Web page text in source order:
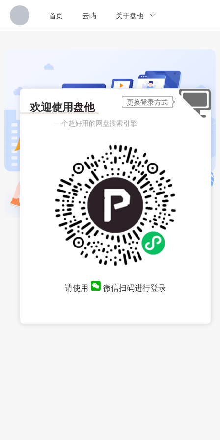
首页 云屿 关于盘他
欢迎使用盘他
一个超好用的网盘搜索引擎
请使用 微信扫码进行登录